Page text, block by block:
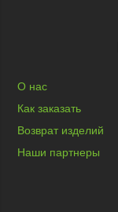
О нас
Как заказать
Возврат изделий
Наши партнеры